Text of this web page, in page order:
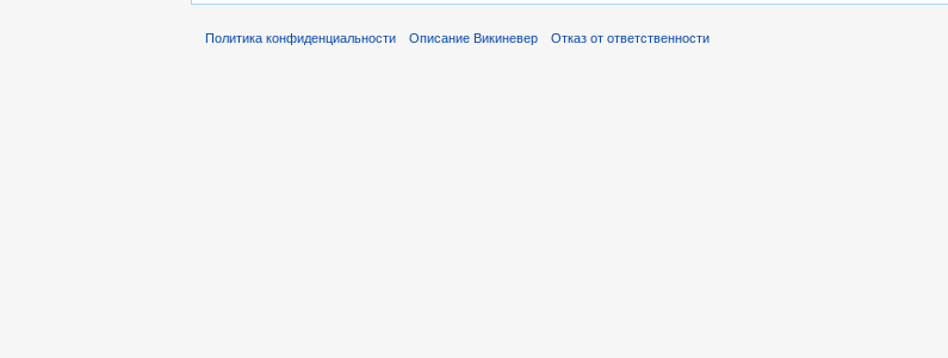
Политика конфиденциальности Описание Викиневер Отказ от ответственности